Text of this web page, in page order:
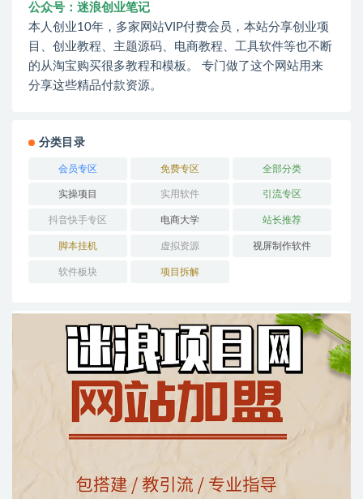
公众号：迷浪创业笔记
本人创业10年，多家网站VIP付费会员，本站分享创业项
目、创业教程、主题源码、电商教程、工具软件等也不断
的从淘宝购买很多教程和模板。 专门做了这个网站用来
分享这些精品付款资源。
分类目录
会员专区 免费专区 全部分类
实操项目 实用软件 引流专区
抖音快手专区 电商大学 站长推荐
脚本挂机 虚拟资源 视屏制作软件
软件板块 项目拆解